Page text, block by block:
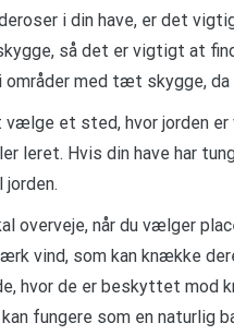
i din have, er det
så det er vigtigt at
områder med tæt skygge,
et sted, hvor jorden
leret. Hvis din have har
overveje, når du vælger
vind, som kan knække
hvor de er beskyttet
fungere som en naturlig